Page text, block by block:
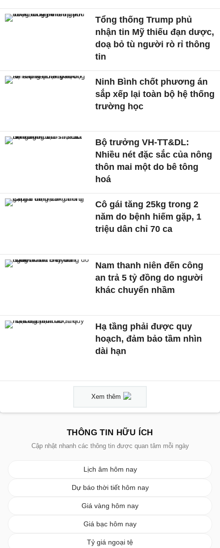
Tổng thống Trump phủ
nhận tin Mỹ thiếu đạn dược,
doạ bỏ tù người rò rỉ thông
tin
Ninh Bình chốt phương án
sắp xếp lại toàn bộ hệ thống
trường học
Bộ trưởng VH-TT&DL:
Nhiều nét đặc sắc của nông
thôn mai một do bê tông
hoá
Cô gái tăng 25kg trong 2
năm do bệnh hiếm gặp, 1
triệu dân chỉ 70 ca
Nam thanh niên đến công
an trả 5 tỷ đồng do người
khác chuyển nhầm
Hạ tầng phải được quy
hoạch, đảm bảo tầm nhìn
dài hạn
Xem thêm
THÔNG TIN HỮU ÍCH
Cập nhật nhanh các thông tin được quan tâm mỗi ngày
Lịch âm hôm nay
Dự báo thời tiết hôm nay
Giá vàng hôm nay
Giá bạc hôm nay
Tỷ giá ngoại tệ